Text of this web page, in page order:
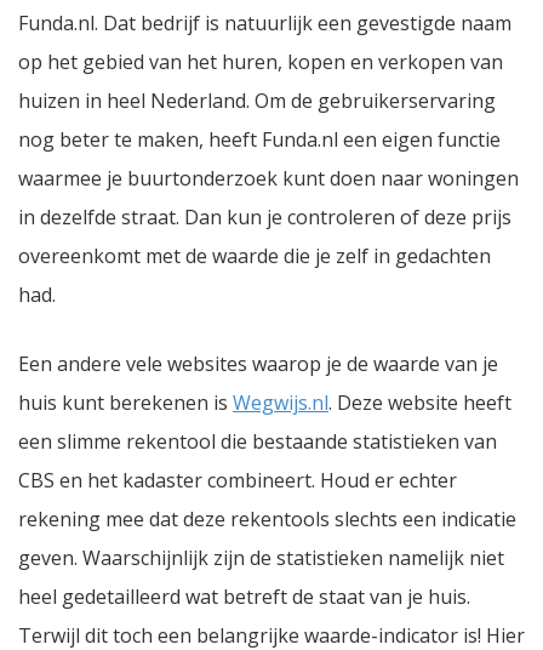
Funda.nl. Dat bedrijf is natuurlijk een gevestigde naam
op het gebied van het huren, kopen en verkopen van
huizen in heel Nederland. Om de gebruikerservaring
nog beter te maken, heeft Funda.nl een eigen functie
waarmee je buurtonderzoek kunt doen naar woningen
in dezelfde straat. Dan kun je controleren of deze prijs
overeenkomt met de waarde die je zelf in gedachten
had.
Een andere vele websites waarop je de waarde van je
huis kunt berekenen is Wegwijs.nl. Deze website heeft
een slimme rekentool die bestaande statistieken van
CBS en het kadaster combineert. Houd er echter
rekening mee dat deze rekentools slechts een indicatie
geven. Waarschijnlijk zijn de statistieken namelijk niet
heel gedetailleerd wat betreft de staat van je huis.
Terwijl dit toch een belangrijke waarde-indicator is! Hier